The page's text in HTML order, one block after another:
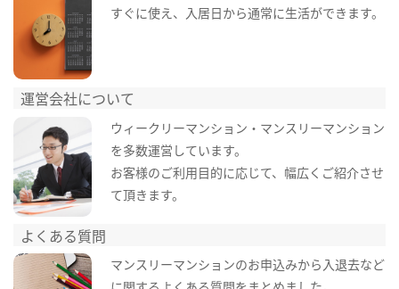
すぐに使え、入居日から通常に生活ができます。
運営会社について
ウィークリーマンション・マンスリーマンション
を多数運営しています。
お客様のご利用目的に応じて、幅広くご紹介させ
て頂きます。
よくある質問
マンスリーマンションのお申込みから入退去など